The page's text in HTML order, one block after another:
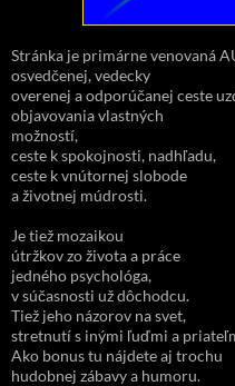
Stránka je primárne venovaná
osvedčenej, vedecky
overenej a odporúčanej ceste
objavovania vlastných
možností,
ceste k spokojnosti, nadhľadu,
ceste k vnútornej slobode
a životnej múdrosti.
Je tiež mozaikou
útržkov zo života a práce
jedného psychológa,
v súčasnosti už dôchodcu.
Tiež jeho názorov na svet,
stretnutí s inými ľuďmi a
Ako bonus tu nájdete aj trochu
hudobnej zábavy a humoru.